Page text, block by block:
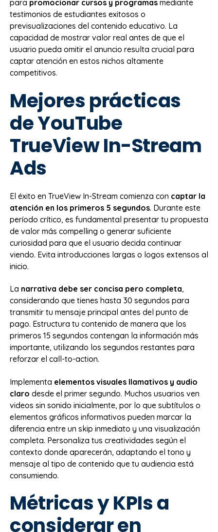
para promocionar cursos y programas mediante
testimonios de estudiantes exitosos o
previsualizaciones del contenido educativo. La
capacidad de mostrar valor real antes de que el
usuario pueda omitir el anuncio resulta crucial para
captar atención en estos nichos altamente
competitivos.
Mejores prácticas
de YouTube
TrueView In-Stream
Ads
El éxito en TrueView In-Stream comienza con captar la
atención en los primeros 5 segundos. Durante este
período crítico, es fundamental presentar tu propuesta
de valor más compelling o generar suficiente
curiosidad para que el usuario decida continuar
viendo. Evita introducciones largas o logos extensos al
inicio.
La narrativa debe ser concisa pero completa,
considerando que tienes hasta 30 segundos para
transmitir tu mensaje principal antes del punto de
pago. Estructura tu contenido de manera que los
primeros 15 segundos contengan la información más
importante, utilizando los segundos restantes para
reforzar el call-to-action.
Implementa elementos visuales llamativos y audio
claro desde el primer segundo. Muchos usuarios ven
videos sin sonido inicialmente, por lo que subtítulos o
elementos gráficos informativos pueden marcar la
diferencia entre un skip inmediato y una visualización
completa. Personaliza tus creatividades según el
contexto donde aparecerán, adaptando el tono y
mensaje al tipo de contenido que tu audiencia está
consumiendo.
Métricas y KPIs a
considerar en